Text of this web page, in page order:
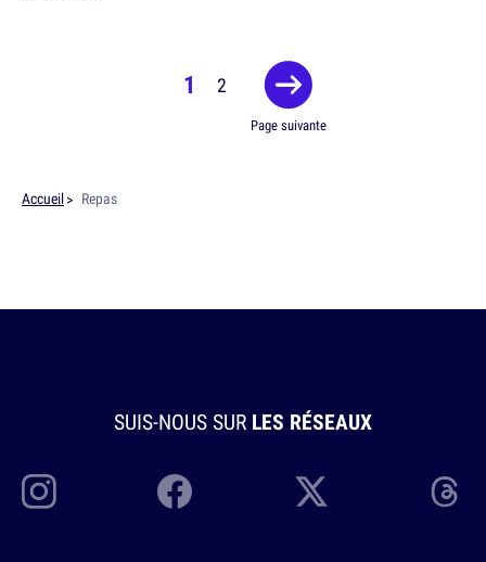
1 2
Page suivante
Accueil Repas
SUIS-NOUS SUR LES RÉSEAUX